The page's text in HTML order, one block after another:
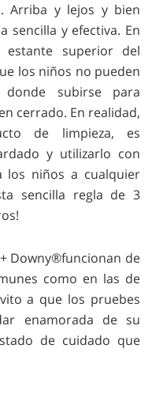
Arriba y lejos y bien
sencilla y efectiva. En
superior del
los niños no pueden
subirse para
cerrado. En realidad,
de limpieza, es
y utilizarlo con
los niños a cualquier
sencilla regla de 3
Downy®funcionan de
como en las de
a que los pruebes
enamorada de su
de cuidado que